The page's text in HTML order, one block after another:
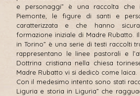
e personaggi” è una raccolta che
Piemonte, le figure di santi e
caratterizzata e che hanno
formazione iniziale di Madre Rubatto.
in Torino” è una serie di testi raccolti
rappresentano le linee pastorali e
Dottrina cristiana nella chiesa
Madre Rubatto vi si dedicò come laica.
Con il medesimo intento sono stati
Liguria e storia in Liguria” che